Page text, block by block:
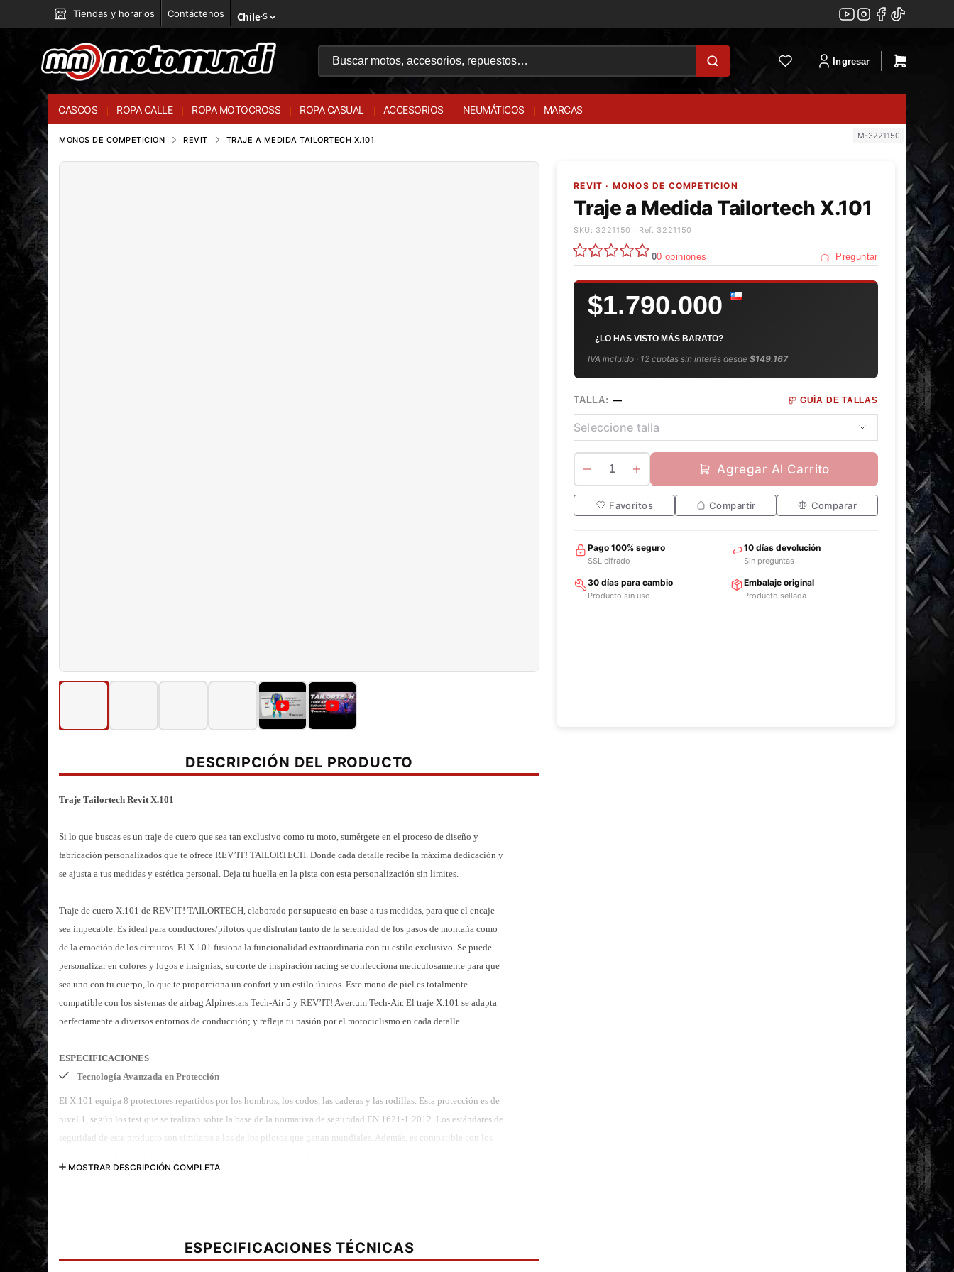
Tiendas y horarios Contáctenos Chile·$
Ingresar
CASCOS ROPA CALLE ROPA MOTOCROSS ROPA CASUAL ACCESORIOS NEUMÁTICOS MARCAS
MONOS DE COMPETICION REVIT TRAJE A MEDIDA TAILORTECH X.101 M-3221150
DESCRIPCIÓN DEL PRODUCTO
Traje Tailortech Revit X.101
Si lo que buscas es un traje de cuero que sea tan exclusivo como tu moto, sumérgete en el proceso de diseño y
fabricación personalizados que te ofrece REV’IT! TAILORTECH. Donde cada detalle recibe la máxima dedicación y
se ajusta a tus medidas y estética personal. Deja tu huella en la pista con esta personalización sin limites.
Traje de cuero X.101 de REV’IT! TAILORTECH, elaborado por supuesto en base a tus medidas, para que el encaje
sea impecable. Es ideal para conductores/pilotos que disfrutan tanto de la serenidad de los pasos de montaña como
de la emoción de los circuitos. El X.101 fusiona la funcionalidad extraordinaria con tu estilo exclusivo. Se puede
personalizar en colores y logos e insignias; su corte de inspiración racing se confecciona meticulosamente para que
sea uno con tu cuerpo, lo que te proporciona un confort y un estilo únicos. Este mono de piel es totalmente
compatible con los sistemas de airbag Alpinestars Tech-Air 5 y REV’IT! Avertum Tech-Air. El traje X.101 se adapta
perfectamente a diversos entornos de conducción; y refleja tu pasión por el motociclismo en cada detalle.
ESPECIFICACIONES
Tecnología Avanzada en Protección
El X.101 equipa 8 protectores repartidos por los hombros, los codos, las caderas y las rodillas. Esta protección es de
nivel 1, según los test que se realizan sobre la base de la normativa de seguridad EN 1621-1:2012. Los estándares de
seguridad de este producto son similares a los de los pilotos que ganan mundiales. Además, es compatible con los
cotas más altas.
los hombros se diseñan para fundirse suavemente con el aire, facilitando la velocidad y la estabilidad.
MOSTRAR DESCRIPCIÓN COMPLETA
ESPECIFICACIONES TÉCNICAS
REVIT · MONOS DE COMPETICION
Traje a Medida Tailortech X.101
SKU: 3221150 · Ref. 3221150
00 opiniones Preguntar
$1.790.000
¿LO HAS VISTO MÁS BARATO?
IVA incluido · 12 cuotas sin interés desde$149.167
TALLA: — GUÍA DE TALLAS
1 Agregar Al Carrito
Favoritos Compartir Comparar
Pago 100% seguro
SSL cifrado
10 días devolución
Sin preguntas
30 días para cambio
Producto sin uso
Embalaje original
Producto sellada